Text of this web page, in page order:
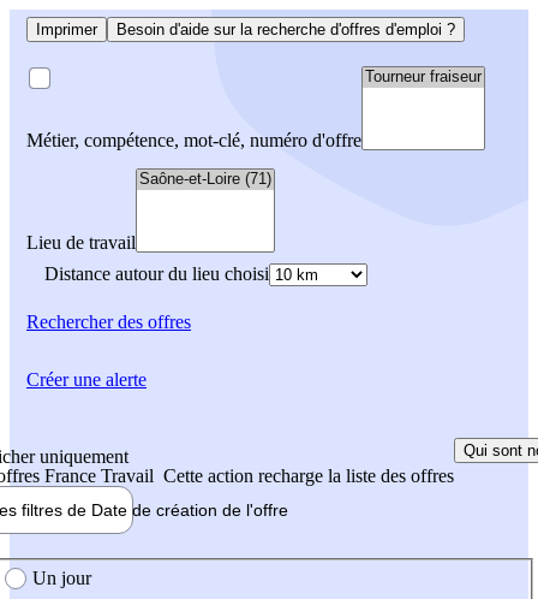
Imprimer Besoin d'aide sur la recherche d'offres d'emploi ?
Métier, compétence, mot-clé, numéro d'offre
Lieu de travail
Distance autour du lieu choisi
Rechercherdes offres
uniquement
France Travail Cette action recharge la liste des offres
Qui sont
filtres de Date de création de l'offre
création de l'offre
Un jour
Créer une alerte